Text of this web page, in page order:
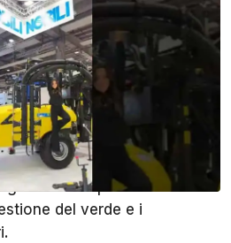
Aggiungi OmniTrattore alle
fonti preferite su Google
leadership nel settore
agricola presentando a
gamma completa di soluzioni
del verde e i